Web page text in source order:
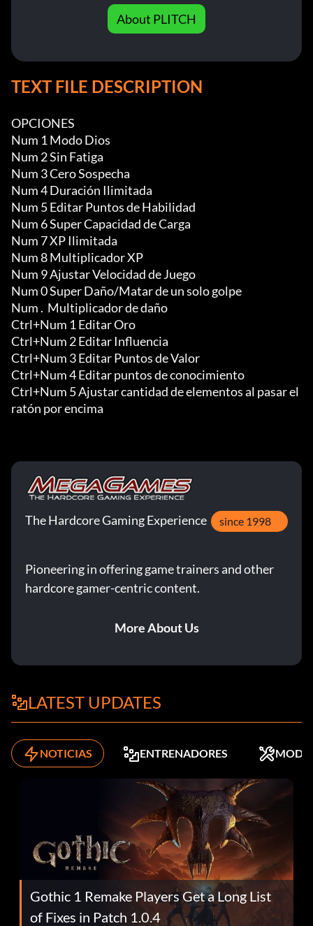
About PLITCH
TEXT FILE DESCRIPTION
OPCIONES
Num 1 Modo Dios
Num 2 Sin Fatiga
Num 3 Cero Sospecha
Num 4 Duración Ilimitada
Num 5 Editar Puntos de Habilidad
Num 6 Super Capacidad de Carga
Num 7 XP Ilimitada
Num 8 Multiplicador XP
Num 9 Ajustar Velocidad de Juego
Num 0 Super Daño/Matar de un solo golpe
Num .  Multiplicador de daño
Ctrl+Num 1 Editar Oro
Ctrl+Num 2 Editar Influencia
Ctrl+Num 3 Editar Puntos de Valor
Ctrl+Num 4 Editar puntos de conocimiento
Ctrl+Num 5 Ajustar cantidad de elementos al pasar el
ratón por encima
The Hardcore Gaming Experience since 1998
Pioneering in offering game trainers and other
hardcore gamer-centric content.
More About Us
LATEST UPDATES
NOTICIAS ENTRENADORES MODS
Gothic 1 Remake Players Get a Long List
of Fixes in Patch 1.0.4